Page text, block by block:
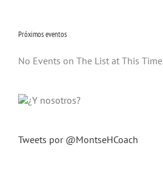
Próximos eventos
No Events on The List at This Time
Tweets por @MontseHCoach